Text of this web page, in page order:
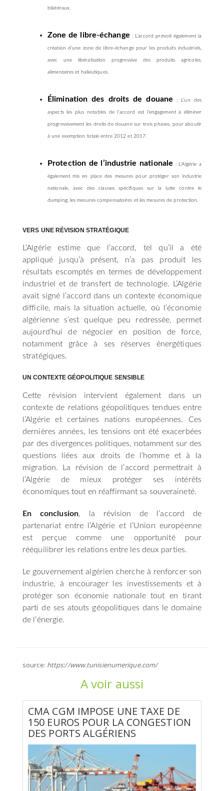
bilatéraux.
Zone de libre-échange : L’accord prévoit également la
création d’une zone de libre-échange pour les produits industriels,
avec une libéralisation progressive des produits agricoles,
alimentaires et halieutiques.
Élimination des droits de douane : L’un des
aspects les plus notables de l’accord est l’engagement à éliminer
progressivement les droits de douane sur trois phases, pour aboutir
à une exemption totale entre 2012 et 2017.
Protection de l’industrie nationale : L’Algérie a
également mis en place des mesures pour protéger son industrie
nationale, avec des clauses spécifiques sur la lutte contre le
dumping, les mesures compensatoires et les mesures de protection.
VERS UNE RÉVISION STRATÉGIQUE
L’Algérie estime que l’accord, tel qu’il a été
appliqué jusqu’à présent, n’a pas produit les
résultats escomptés en termes de développement
industriel et de transfert de technologie. L’Algérie
avait signé l’accord dans un contexte économique
difficile, mais la situation actuelle, où l’économie
algérienne s’est quelque peu redressée, permet
aujourd’hui de négocier en position de force,
notamment grâce à ses réserves énergétiques
stratégiques.
UN CONTEXTE GÉOPOLITIQUE SENSIBLE
Cette révision intervient également dans un
contexte de relations géopolitiques tendues entre
l’Algérie et certaines nations européennes. Ces
dernières années, les tensions ont été exacerbées
par des divergences politiques, notamment sur des
questions liées aux droits de l’homme et à la
migration. La révision de l’accord permettrait à
l’Algérie de mieux protéger ses intérêts
économiques tout en réaffirmant sa souveraineté.
En conclusion, la révision de l’accord de
partenariat entre l’Algérie et l’Union européenne
est perçue comme une opportunité pour
rééquilibrer les relations entre les deux parties.
Le gouvernement algérien cherche à renforcer son
industrie, à encourager les investissements et à
protéger son économie nationale tout en tirant
parti de ses atouts géopolitiques dans le domaine
de l’énergie.
source: https://www.tunisienumerique.com/
A voir aussi
CMA CGM IMPOSE UNE TAXE DE
150 EUROS POUR LA CONGESTION
DES PORTS ALGÉRIENS